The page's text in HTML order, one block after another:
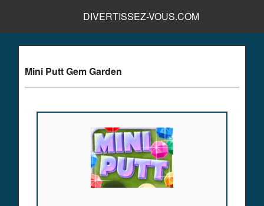
DIVERTISSEZ-VOUS.COM
Mini Putt Gem Garden